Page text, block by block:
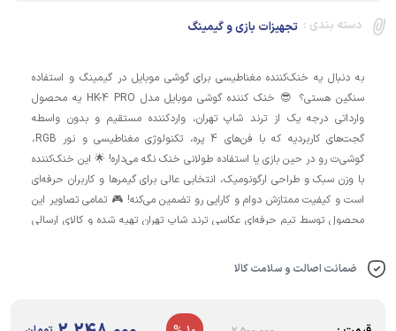
دسته بندی : تجهیزات بازی و گیمینگ
به دنبال یه خنک‌کننده مغناطیسی برای گوشی موبایل در گیمینگ و استفاده
سنگین هستی؟ 😎 خنک کننده گوشی موبایل مدل HK-4 PRO یه محصول
وارداتی درجه یک از ترند شاپ تهران، واردکننده مستقیم و بدون واسطه
گجت‌های کاربردیه که با فن‌های 4 پره، تکنولوژی مغناطیسی و نور RGB،
گوشی‌ت رو در حین بازی یا استفاده طولانی خنک نگه می‌داره! 🌟 این خنک‌کننده
با وزن سبک و طراحی ارگونومیک، انتخابی عالی برای گیمرها و کاربران حرفه‌ای
است و کیفیت ممتازش دوام و کارایی رو تضمین می‌کنه! 🎮 تمامی تصاویر این
محصول توسط تیم حرفه‌ای عکاسی ترند شاپ تهران تهیه شده و کالای ارسالی
ضمانت اصالت و سلامت کالا